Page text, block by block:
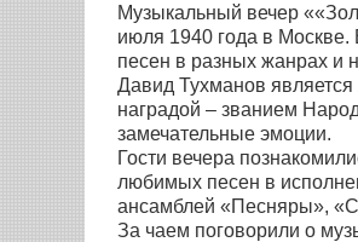
Музыкальный вечер
июля 1940 года в Москве.
песен в разных жанрах и
Давид Тухманов
наградой – званием
замечательные эмоции.
Гости вечера
любимых песен в
ансамблей «Песняры»,
За чаем поговорили о